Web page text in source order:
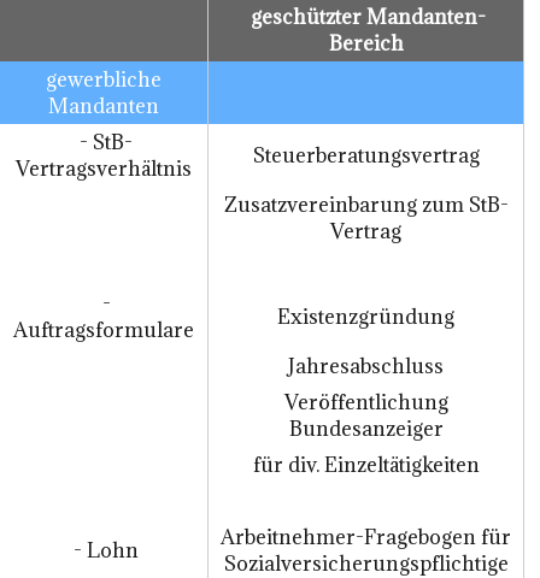
geschützter Mandanten-
Bereich
gewerbliche
Mandanten
- StB-
Vertragsverhältnis
Steuerberatungsvertrag
Zusatzvereinbarung zum StB-
Vertrag
-
Auftragsformulare
Existenzgründung
Jahresabschluss
Veröffentlichung
Bundesanzeiger
für div. Einzeltätigkeiten
- Lohn
Arbeitnehmer-Fragebogen für
Sozialversicherungspflichtige